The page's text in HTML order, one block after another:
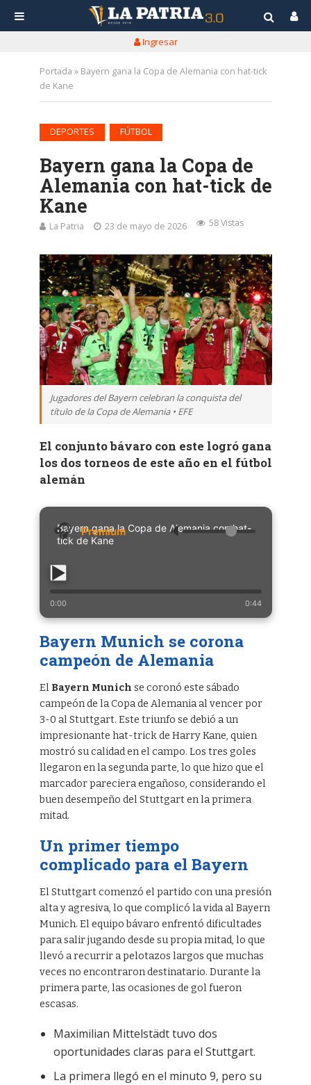
Ingresar
Portada » Bayern gana la Copa de Alemania con hat-tick
de Kane
DEPORTES FÚTBOL
Bayern gana la Copa de
Alemania con hat-tick de
Kane
La Patria 23 de mayo de 2026 58 Vistas
Jugadores del Bayern celebran la conquista del
título de la Copa de Alemania • EFE
El conjunto bávaro con este logró gana
los dos torneos de este año en el fútbol
alemán
Bayern gana la Copa de Alemania con hat-
tick de Kane
🔈
0:00 0:44
Bayern Munich se corona
campeón de Alemania
El Bayern Munich se coronó este sábado
campeón de la Copa de Alemania al vencer por
3-0 al Stuttgart. Este triunfo se debió a un
impresionante hat-trick de Harry Kane, quien
mostró su calidad en el campo. Los tres goles
llegaron en la segunda parte, lo que hizo que el
marcador pareciera engañoso, considerando el
buen desempeño del Stuttgart en la primera
mitad.
Un primer tiempo
complicado para el Bayern
El Stuttgart comenzó el partido con una presión
alta y agresiva, lo que complicó la vida al Bayern
Munich. El equipo bávaro enfrentó dificultades
para salir jugando desde su propia mitad, lo que
llevó a recurrir a pelotazos largos que muchas
veces no encontraron destinatario. Durante la
primera parte, las ocasiones de gol fueron
escasas.
Maximilian Mittelstädt tuvo dos
oportunidades claras para el Stuttgart.
La primera llegó en el minuto 9, pero su